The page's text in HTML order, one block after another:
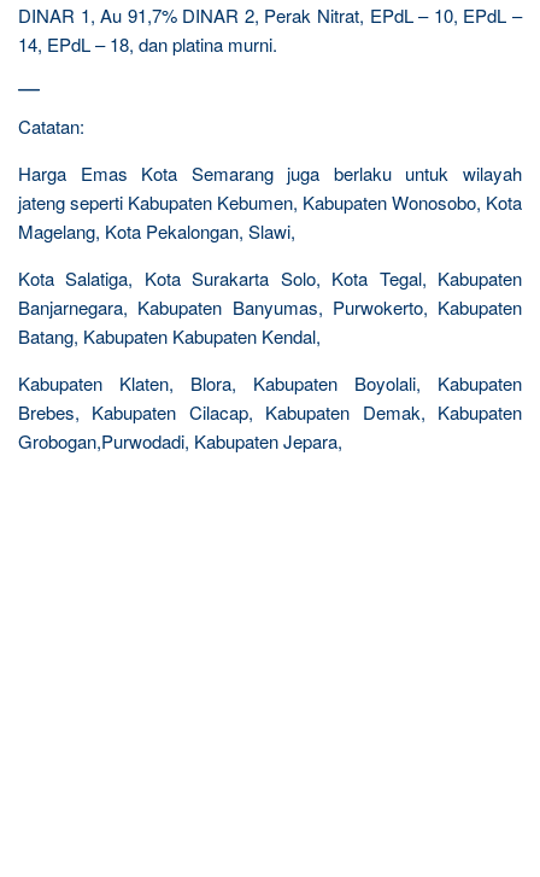
DINAR 1, Au 91,7% DINAR 2, Perak Nitrat, EPdL – 10, EPdL –
14, EPdL – 18, dan platina murni.
—
Catatan:
Harga Emas Kota Semarang juga berlaku untuk wilayah
jateng seperti Kabupaten Kebumen, Kabupaten Wonosobo, Kota
Magelang, Kota Pekalongan, Slawi,
Kota Salatiga, Kota Surakarta Solo, Kota Tegal, Kabupaten
Banjarnegara, Kabupaten Banyumas, Purwokerto, Kabupaten
Batang, Kabupaten Kabupaten Kendal,
Kabupaten Klaten, Blora, Kabupaten Boyolali, Kabupaten
Brebes, Kabupaten Cilacap, Kabupaten Demak, Kabupaten
Grobogan,Purwodadi, Kabupaten Jepara,